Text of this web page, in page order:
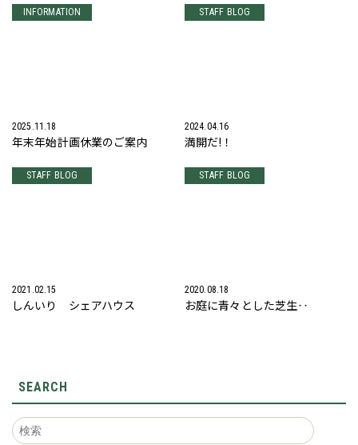
INFORMATION
2025.11.18
年末年始計画休業のご案内
STAFF BLOG
2024.04.16
満開だ!！
STAFF BLOG
2021.02.15
しんいり シェアハウス
STAFF BLOG
2020.08.18
お庭に青々とした芝生‥
SEARCH